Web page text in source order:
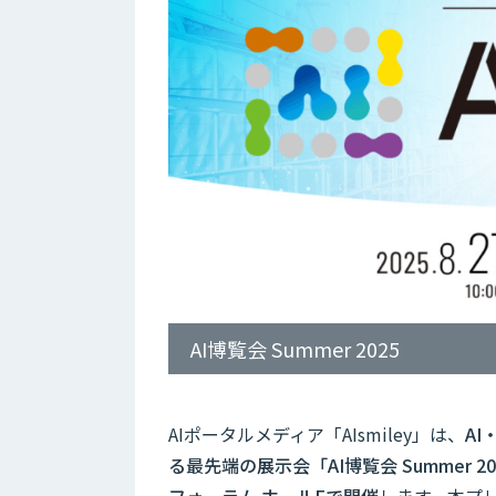
AI博覧会 Summer 2025
AIポータルメディア「AIsmiley」は、 AI
る最先端の展示会「AI博覧会 Summer